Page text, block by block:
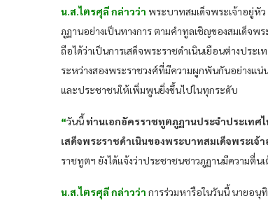
น.ส.ไตรศุลี กล่าวว่า พระบาทสมเด็จพระเจ้าอยู่หัว
ภูฏานอย่างเป็นทางการ ตามคำทูลเชิญของสมเด็จพ
ถือได้ว่าเป็นการเสด็จพระราชดำเนินเยือนต่างประ
ระหว่างสองพระราชวงศ์ที่มีความผูกพันกันอย่างแน่
และประชาชนให้เพิ่มพูนยิ่งขึ้นไปในทุกระดับ
“วันนี้ท่านเอกอัครราชทูตภูฏานประจำประเทศ
เสด็จพระราชดำเนินของพระบาทสมเด็จพระเจ้
ราชทูตฯ ยังได้แจ้งว่าประชาชนชาวภูฏานมีความตื่น
น.ส.ไตรศุลี กล่าวว่า การร่วมหารือในวันนี้ นายอนุ